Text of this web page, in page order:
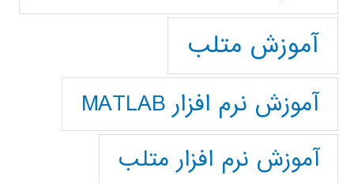
آموزش متلب
آموزش نرم افزار MATLAB
آموزش نرم افزار متلب